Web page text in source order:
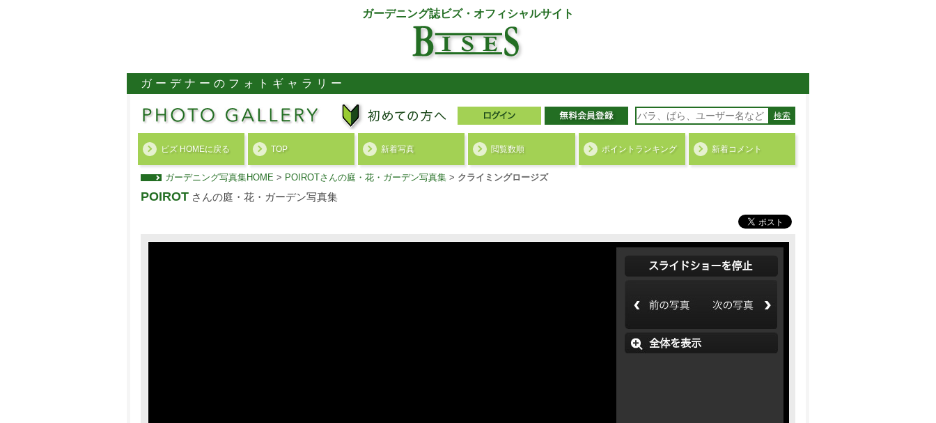
ガーデニング誌ビズ・オフィシャルサイト
ガーデナーのフォトギャラリー
検索
ビズ HOMEに戻る TOP 新着写真 閲覧数順 ポイント ランキング 新着コメント
ガーデニング写真集HOME > POIROTさんの庭・花・ガーデン写真集 > クライミングロージズ
POIROT さんの庭・花・ガーデン写真集